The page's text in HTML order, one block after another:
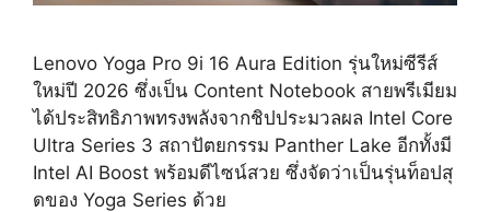
Lenovo Yoga Pro 9i 16 Aura Edition รุ่นใหม่ซีรีส์
ใหม่ปี 2026 ซึ่งเป็น Content Notebook สายพรีเมียม
ได้ประสิทธิภาพทรงพลังจากชิปประมวลผล Intel Core
Ultra Series 3 สถาปัตยกรรม Panther Lake อีกทั้งมี
Intel AI Boost พร้อมดีไซน์สวย ซึ่งจัดว่าเป็นรุ่นท็อปสุ
ดของ Yoga Series ด้วย